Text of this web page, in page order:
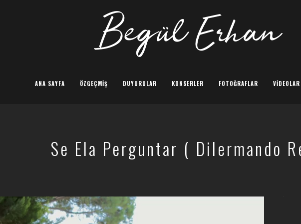
ANA SAYFA ÖZGEÇMIŞ DUYURULAR KONSERLER FOTOĞRAFLAR VIDEOLAR
Se Ela Perguntar ( Dilermando